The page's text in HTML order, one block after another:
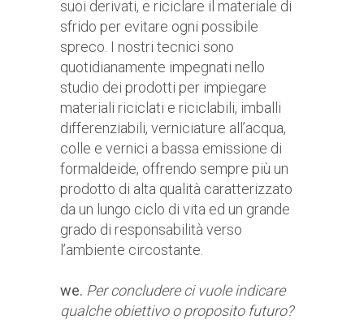
suoi derivati, e riciclare il materiale di
sfrido per evitare ogni possibile
spreco. I nostri tecnici sono
quotidianamente impegnati nello
studio dei prodotti per impiegare
materiali riciclati e riciclabili, imballi
differenziabili, verniciature all’acqua,
colle e vernici a bassa emissione di
formaldeide, offrendo sempre più un
prodotto di alta qualità caratterizzato
da un lungo ciclo di vita ed un grande
grado di responsabilità verso
l’ambiente circostante.
we. Per concludere ci vuole indicare
qualche obiettivo o proposito futuro?